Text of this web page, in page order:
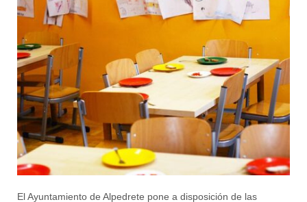
El Ayuntamiento de Alpedrete pone a disposición de las